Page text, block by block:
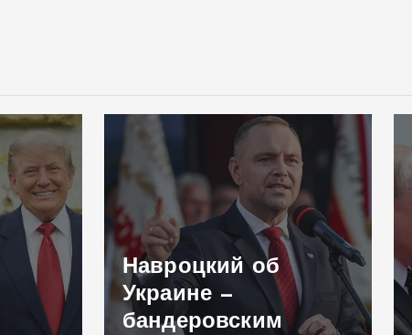
Навроцкий об
Украине —
бандеровским